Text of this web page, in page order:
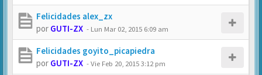
Felicidades alex_zx
por GUTI-ZX - Lun Mar 02, 2015 6:09 am
Felicidades goyito_picapiedra
por GUTI-ZX -Vie Feb 20, 2015 3:12 pm